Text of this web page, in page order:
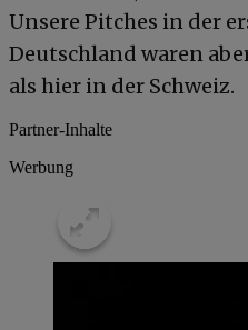
Unsere Pitches in der
Deutschland waren
als hier in der Schweiz.
Partner-Inhalte
Werbung